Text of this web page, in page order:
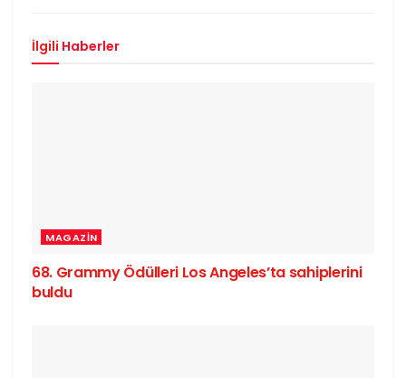
İlgili Haberler
MAGAZIN
68. Grammy Ödülleri Los Angeles’ta sahiplerini
buldu